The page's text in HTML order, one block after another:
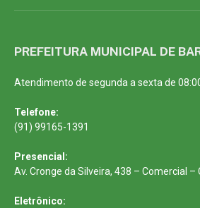
PREFEITURA MUNICIPAL DE
Atendimento de segunda a sexta de
Telefone:
(91) 99165-1391
Presencial:
Av. Cronge da Silveira, 438 – Comercial –
Eletrônico: